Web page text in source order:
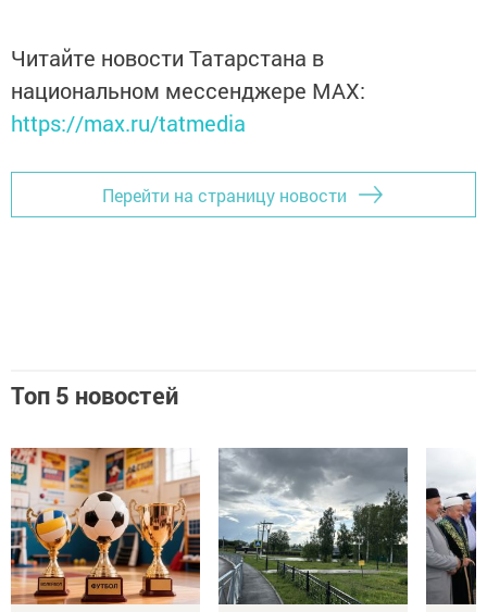
Читайте новости Татарстана в
национальном мессенджере MАХ:
https://max.ru/tatmedia
Перейти на страницу новости
Топ 5 новостей